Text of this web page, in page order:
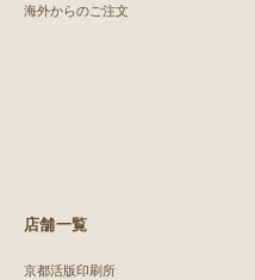
海外からのご注文
店舗一覧
京都活版印刷所